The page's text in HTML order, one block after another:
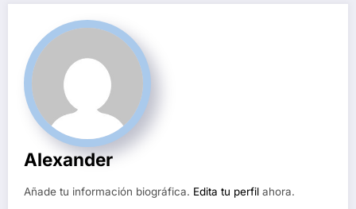
Alexander
Añade tu información biográfica. Edita tu perfil ahora.